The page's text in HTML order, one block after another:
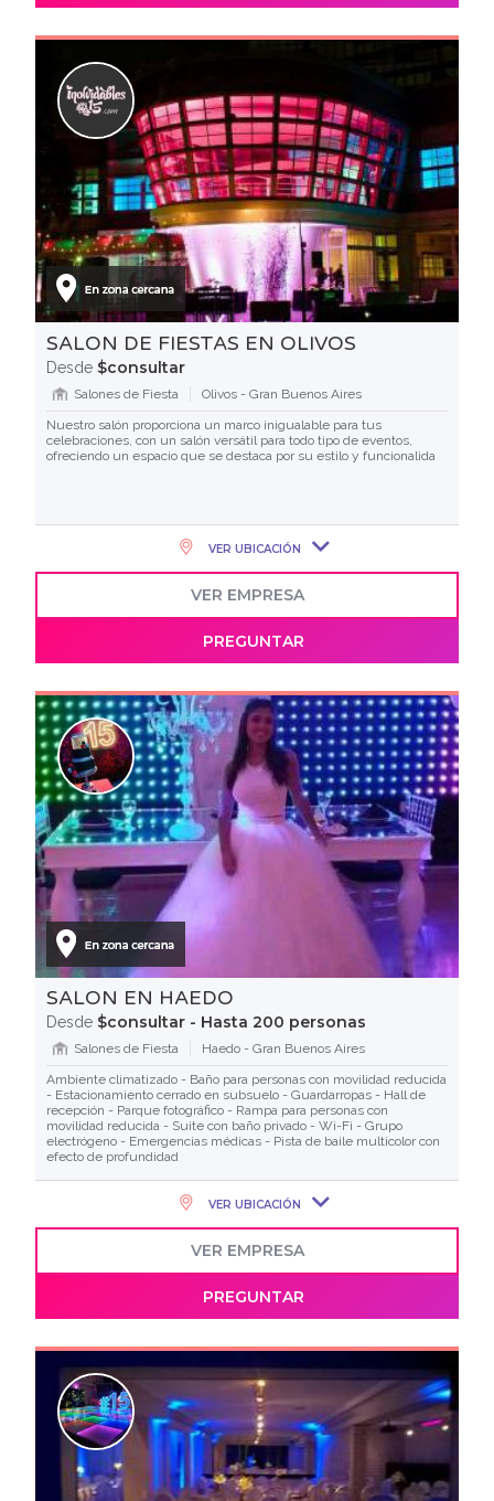
SALON DE FIESTAS EN OLIVOS
Desde $consultar
Salones de Fiesta
Olivos - Gran Buenos Aires
Nuestro salón proporciona un marco inigualable para tus
celebraciones, con un salón versátil para todo tipo de eventos,
ofreciendo un espacio que se destaca por su estilo y funcionalida
VER UBICACIÓN
VER EMPRESA
PREGUNTAR
SALON EN HAEDO
Desde $consultar - Hasta 200 personas
Salones de Fiesta
Haedo - Gran Buenos Aires
Ambiente climatizado - Baño para personas con movilidad reducida
- Estacionamiento cerrado en subsuelo - Guardarropas - Hall de
recepción - Parque fotográfico - Rampa para personas con
movilidad reducida - Suite con baño privado - Wi-Fi - Grupo
electrógeno - Emergencias médicas - Pista de baile multicolor con
efecto de profundidad
VER UBICACIÓN
VER EMPRESA
PREGUNTAR